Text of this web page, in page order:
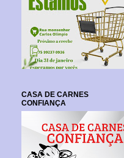
CASA DE CARNES
CONFIANÇA